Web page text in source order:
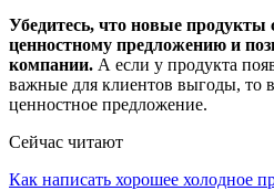
Убедитесь, что новые продукты
ценностному предложению и
компании. А если у продукта
важные для клиентов выгоды, то
ценностное предложение.
Сейчас читают
Как написать хорошее холодное